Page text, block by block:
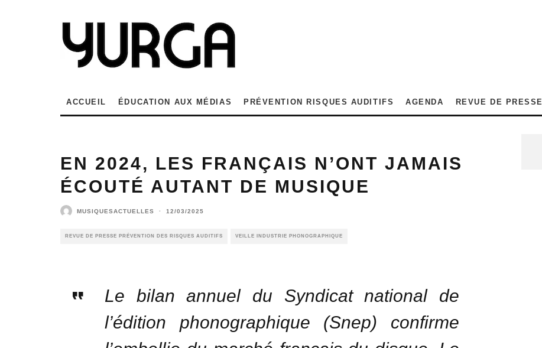
ACCUEIL ÉDUCATION AUX MÉDIAS PRÉVENTION RISQUES AUDITIFS AGENDA REVUE DE PRESSE
EN 2024, LES FRANÇAIS N’ONT JAMAIS
ÉCOUTÉ AUTANT DE MUSIQUE
MUSIQUESACTUELLES · 12/03/2025
REVUE DE PRESSE PRÉVENTION DES RISQUES AUDITIFS VEILLE INDUSTRIE PHONOGRAPHIQUE
Le bilan annuel du Syndicat national de
l’édition phonographique (Snep) confirme